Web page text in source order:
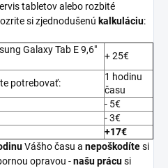
tabletov alebo rozbité
si zjednodušenú kalkuláciu:
Galaxy Tab E 9,6"
+ 25€
potrebovať:
1 hodinu
času
- 5€
- 3€
+17€
Vášho času a nepoškodítesi
opravou -našu prácusi